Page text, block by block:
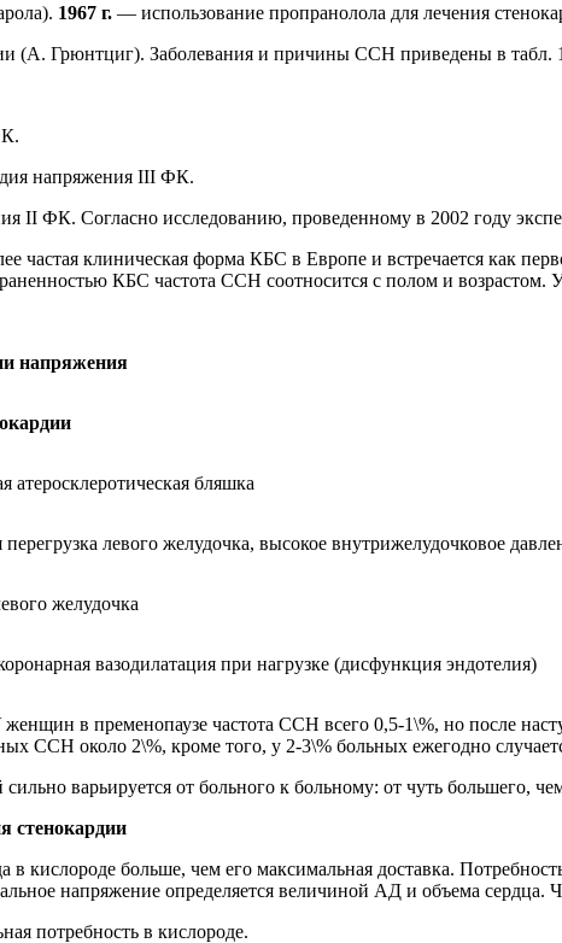
1967 г. — использование пропранолола для лечения
(А. Грюнтциг). Заболевания и причины ССН приведены в табл.
напряжения III ФК.
II ФК. Согласно исследованию, проведенному в 2002 году
частая клиническая форма КБС в Европе и встречается как
КБС частота ССН соотносится с полом и возрастом.
напряжения
атеросклеротическая бляшка
перегрузка левого желудочка, высокое внутрижелудочковое
желудочка
вазодилатация при нагрузке (дисфункция эндотелия)
женщин в пременопаузе частота ССН всего 0,5-1\%, но после
ССН около 2\%, кроме того, у 2-3\% больных ежегодно
варьируется от больного к больному: от чуть большего,
стенокардии
в кислороде больше, чем его максимальная доставка.
напряжение определяется величиной АД и объема сердца.
потребность в кислороде.